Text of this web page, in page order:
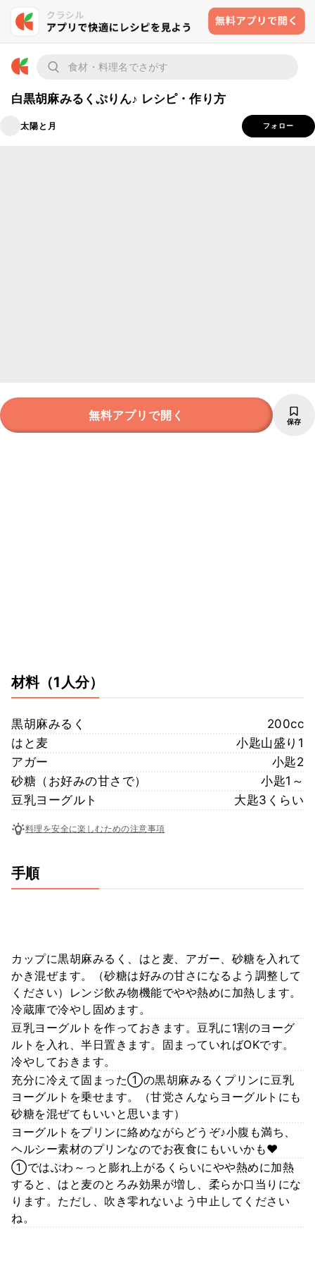
白黒胡麻みるくぷりん♪ レシピ・作り方
太陽と月 フォロー
無料アプリで開く 保存
材料（1人分）
黒胡麻みるく
200cc
はと麦
小匙山盛り1
アガー
小匙2
砂糖（お好みの甘さで）
小匙1～
豆乳ヨーグルト
大匙3くらい
料理を安全に楽しむための注意事項
手順
カップに黒胡麻みるく、はと麦、アガー、砂糖を入れて
かき混ぜます。（砂糖は好みの甘さになるよう調整して
ください）レンジ飲み物機能でやや熱めに加熱します。
冷蔵庫で冷やし固めます。
豆乳ヨーグルトを作っておきます。豆乳に1割のヨーグ
ルトを入れ、半日置きます。固まっていればOKです。
冷やしておきます。
充分に冷えて固まった①の黒胡麻みるくプリンに豆乳
ヨーグルトを乗せます。（甘党さんならヨーグルトにも
砂糖を混ぜてもいいと思います）
ヨーグルトをプリンに絡めながらどうぞ♪小腹も満ち、
ヘルシー素材のプリンなのでお夜食にもいいかも❤
①ではぶわ～っと膨れ上がるくらいにやや熱めに加熱
すると、はと麦のとろみ効果が増し、柔らか口当りにな
ります。ただし、吹き零れないよう中止してください
ね。